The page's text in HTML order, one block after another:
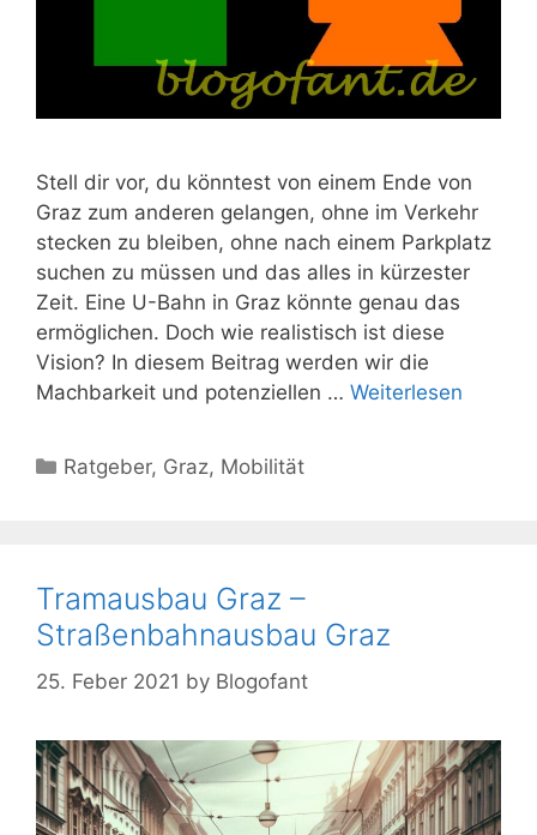
Stell dir vor, du könntest von einem Ende von
Graz zum anderen gelangen, ohne im Verkehr
stecken zu bleiben, ohne nach einem Parkplatz
suchen zu müssen und das alles in kürzester
Zeit. Eine U-Bahn in Graz könnte genau das
ermöglichen. Doch wie realistisch ist diese
Vision? In diesem Beitrag werden wir die
Machbarkeit und potenziellen … Weiterlesen
Kategorien
Ratgeber, Graz, Mobilität
Tramausbau Graz –
Straßenbahnausbau Graz
25. Feber 2021 by Blogofant